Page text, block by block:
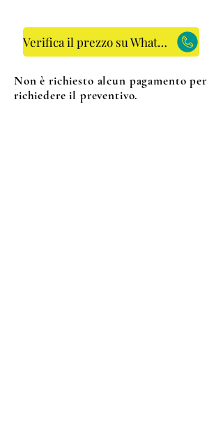
Verifica il prezzo su WhatsApp
Non è richiesto alcun pagamento per
richiedere il preventivo.